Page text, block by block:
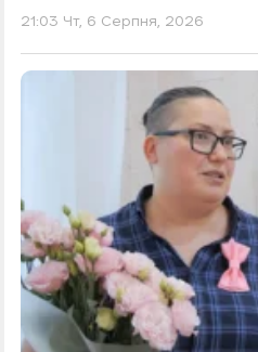
21:03 Чт, 6 Серпня, 2026